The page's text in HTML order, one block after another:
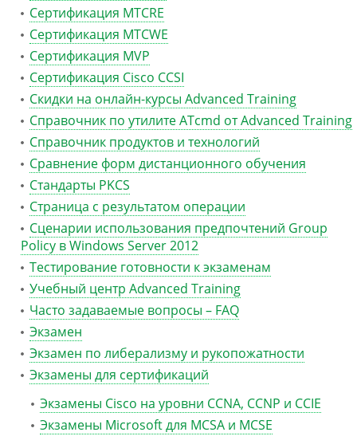
Сертификация MTCRE
Сертификация MTCWE
Сертификация MVP
Сертификация Сisco CCSI
Скидки на онлайн-курсы Advanced Training
Справочник по утилите ATcmd от Advanced Training
Справочник продуктов и технологий
Сравнение форм дистанционного обучения
Стандарты PKCS
Страница с результатом операции
Сценарии использования предпочтений Group
Policy в Windows Server 2012
Тестирование готовности к экзаменам
Учебный центр Advanced Training
Часто задаваемые вопросы – FAQ
Экзамен
Экзамен по либерализму и рукопожатности
Экзамены для сертификаций
Экзамены Cisco на уровни CCNA, CCNP и CCIE
Экзамены Microsoft для MCSA и MCSE